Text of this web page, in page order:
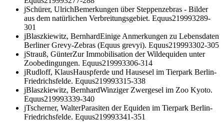
jSchürer, UlrichBemerkungen über Steppenzebras - Bilder
aus dem natürlichen Verbreitungsgebiet. Equus219993289-
301
jBlaszkiewitz, BernhardEinige Anmerkungen zu Lebensdaten
Berliner Grevy-Zebras (Equus grevyi). Equus219993302-305
jStrauß, GünterZur Immobilisation der Wildequiden unter
Zoobedingungen. Equus219993306-314
jRudloff, KlausHauspferde und Hausesel im Tierpark Berlin-
Friedrichsfelde. Equus219993315-338
jBlaszkiewitz, BernhardWinziger Zwergesel im Zoo Kyoto.
Equus219993339-340
jTscherner, WalterParasiten der Equiden im Tierpark Berlin-
Friedrichsfelde. Equus219993341-351